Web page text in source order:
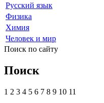
Русский язык
Физика
Химия
Человек и мир
Поиск по сайту
Поиск
1 2 3 4 5 6 7 8 9 10 11